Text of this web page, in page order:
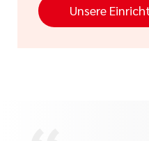
Unsere